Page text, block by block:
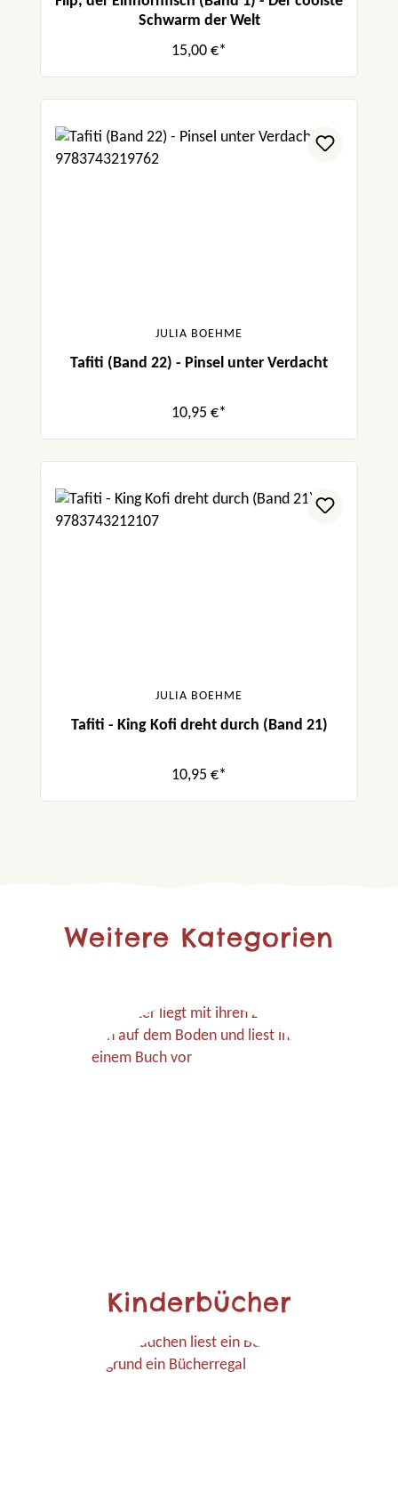
Schwarm der Welt
15,00 €*
JULIA BOEHME
Tafiti (Band 22) - Pinsel unter Verdacht
10,95 €*
JULIA BOEHME
Tafiti - King Kofi dreht durch (Band 21)
10,95 €*
Weitere Kategorien
Kinderbücher